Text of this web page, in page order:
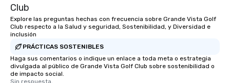
Club
Explore las preguntas hechas con frecuencia sobre Grande Vista Golf
Club respecto a la Salud y seguridad, Sostenibilidad, y Diversidad e
inclusión
PRÁCTICAS SOSTENIBLES
Haga sus comentarios o indique un enlace a toda meta o estrategia
divulgada al público de Grande Vista Golf Club sobre sostenibilidad o
de impacto social.
Sin respuesta.